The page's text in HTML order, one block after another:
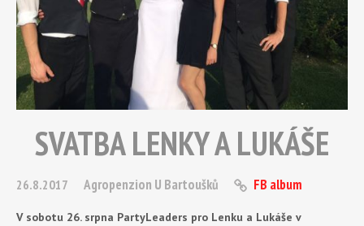
SVATBA LENKY A LUKÁŠE
26.8.2017 Agropenzion U Bartoušků FB album
V sobotu 26. srpna PartyLeaders pro Lenku a Lukáše v